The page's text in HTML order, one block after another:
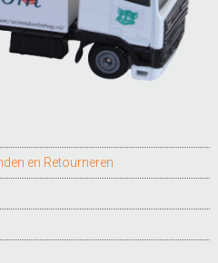
en Retourneren